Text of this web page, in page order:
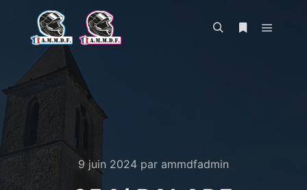
9 juin 2024 par ammdfadmin